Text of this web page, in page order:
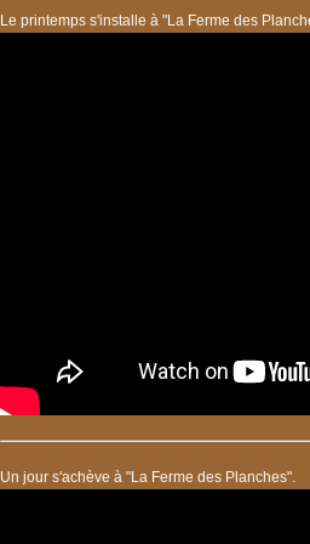
Le printemps s'installe à "La Ferme des
Un jour s'achève à "La Ferme des Planches".